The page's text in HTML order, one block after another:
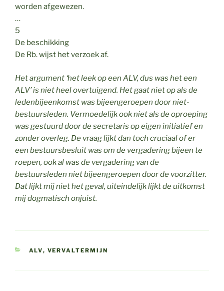
worden afgewezen.
…
5
De beschikking
De Rb. wijst het verzoek af.
Het argument ‘het leek op een ALV, dus was het een
ALV’ is niet heel overtuigend. Het gaat niet op als de
ledenbijeenkomst was bijeengeroepen door niet-
bestuursleden. Vermoedelijk ook niet als de oproeping
was gestuurd door de secretaris op eigen initiatief en
zonder overleg. De vraag lijkt dan toch cruciaal of er
een bestuursbesluit was om de vergadering bijeen te
roepen, ook al was de vergadering van de
bestuursleden niet bijeengeroepen door de voorzitter.
Dat lijkt mij niet het geval, uiteindelijk lijkt de uitkomst
mij dogmatisch onjuist.
CATEGORIEËN
ALV, VERVALTERMIJN